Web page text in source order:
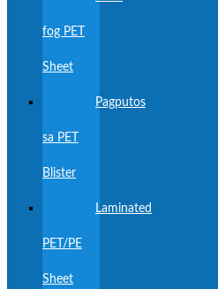
fog PET
Sheet
Pagputos
sa PET
Blister
Laminated
PET/PE
Sheet